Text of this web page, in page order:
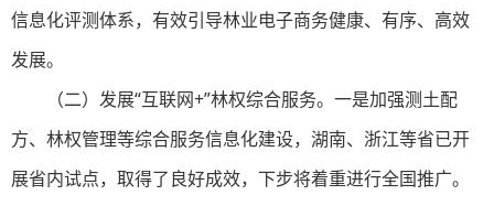
信息化评测体系，有效引导林业电子商务健康、有序、高效
发展。
（二）发展“互联网+”林权综合服务。一是加强测土配
方、林权管理等综合服务信息化建设，湖南、浙江等省已开
展省内试点，取得了良好成效，下步将着重进行全国推广。